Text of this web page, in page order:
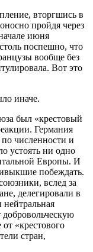
вторгшись в
пройдя через
июня
поспешно, что
вообще без
Вот это
иначе.
был «крестовый
Германия
численности и
устоять ни одно
Европы. И
побеждать.
вслед за
делегировали в
«крестового
стран,